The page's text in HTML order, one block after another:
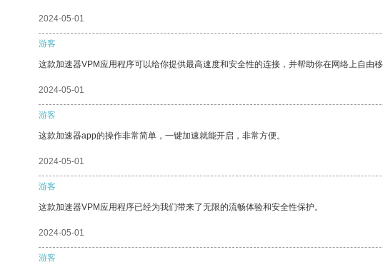
2024-05-01
游客
这款加速器VPM应用程序可以给你提供最高速度和安全性的连接，并帮助你在网络上自由移
2024-05-01
游客
这款加速器app的操作非常简单，一键加速就能开启，非常方便。
2024-05-01
游客
这款加速器VPM应用程序已经为我们带来了无限的流畅体验和安全性保护。
2024-05-01
游客